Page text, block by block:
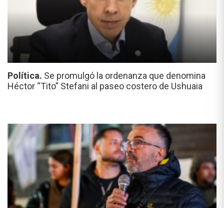
Política. Se promulgó la ordenanza que denomina
Héctor “Tito” Stefani al paseo costero de Ushuaia